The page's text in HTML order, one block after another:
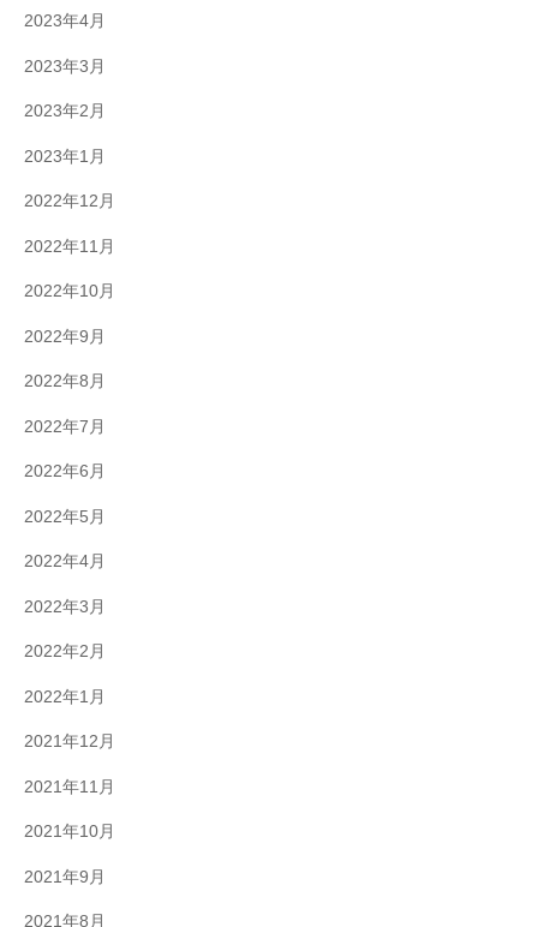
2023年4月
2023年3月
2023年2月
2023年1月
2022年12月
2022年11月
2022年10月
2022年9月
2022年8月
2022年7月
2022年6月
2022年5月
2022年4月
2022年3月
2022年2月
2022年1月
2021年12月
2021年11月
2021年10月
2021年9月
2021年8月